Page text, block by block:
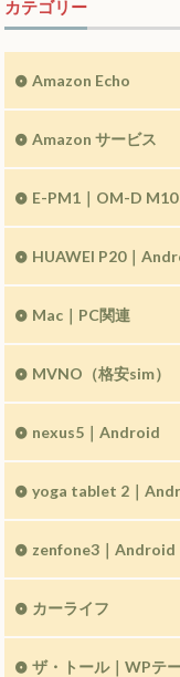
カテゴリー
Amazon Echo
Amazon サービス
E-PM1｜OM-D M10
HUAWEI P20｜
Mac｜PC関連
MVNO（格安sim）
nexus5｜Android
yoga tablet 2｜
zenfone3｜Android
カーライフ
ザ・トール｜WPテ